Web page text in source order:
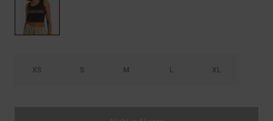
XS S M L XL